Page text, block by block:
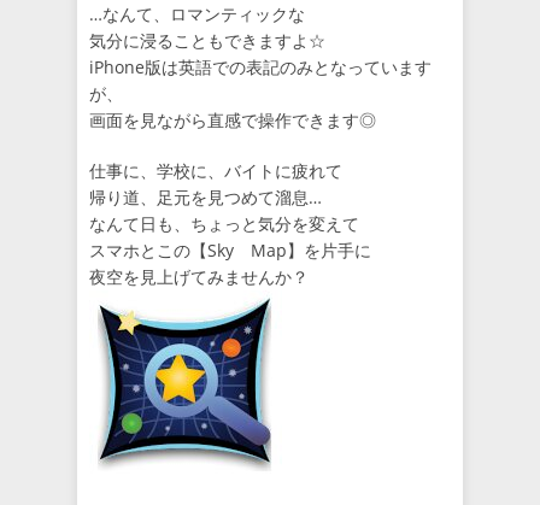
…なんて、ロマンティックな
気分に浸ることもできますよ☆
iPhone版は英語での表記のみとなっています
が、
画面を見ながら直感で操作できます◎
仕事に、学校に、バイトに疲れて
帰り道、足元を見つめて溜息…
なんて日も、ちょっと気分を変えて
スマホとこの【Sky Map】を片手に
夜空を見上げてみませんか？